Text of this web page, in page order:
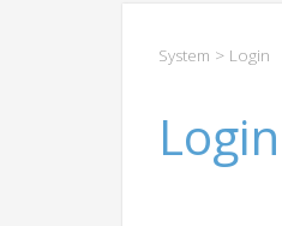
System > Login
Login